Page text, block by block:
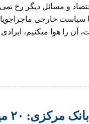
و مسائل دیگر رخ
سیاست خارجی
آن را هوا میکنیم،
میلیارد دلار تخلف ارزی